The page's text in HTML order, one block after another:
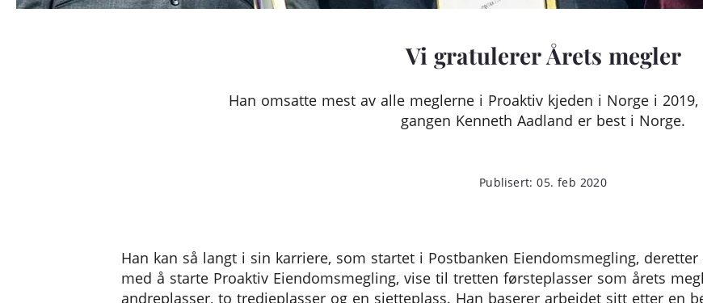
Vi gratulerer Årets megler
Han omsatte mest av alle meglerne i Proaktiv kjeden i Norge i
gangen Kenneth Aadland er best i Norge.
Publisert: 05. feb 2020
Han kan så langt i sin karriere, som startet i Postbanken Eiendomsmegling,
med å starte Proaktiv Eiendomsmegling, vise til tretten førsteplasser som årets
andreplasser, to tredjeplasser og en sjetteplass. Han baserer arbeidet sitt etter en